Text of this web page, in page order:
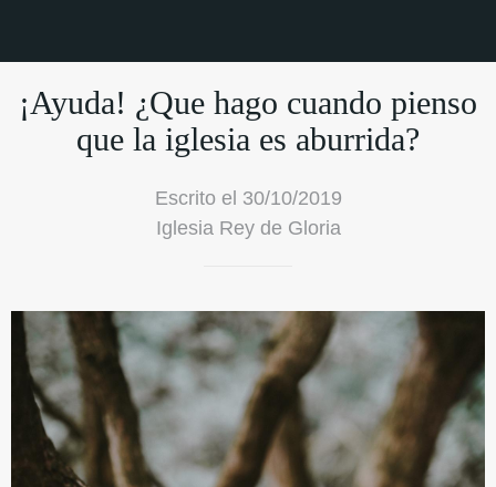
¡Ayuda! ¿Que hago cuando pienso
que la iglesia es aburrida?
Escrito el 30/10/2019
Iglesia Rey de Gloria